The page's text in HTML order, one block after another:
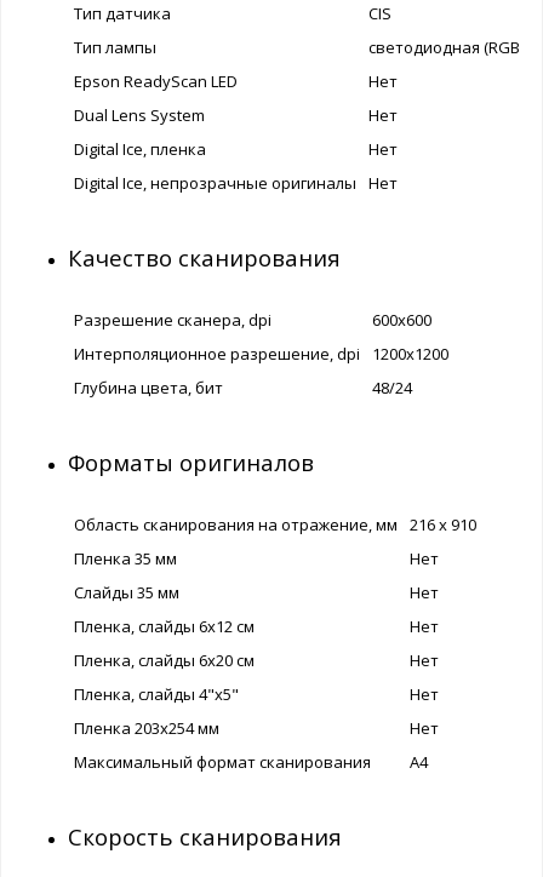
Тип датчика
CIS
Тип лампы
светодиодная (RGB
Epson ReadyScan LED
Нет
Dual Lens System
Нет
Digital Ice, пленка
Нет
Digital Ice, непрозрачные оригиналы
Нет
Качество сканирования
Разрешение сканера, dpi
600x600
Интерполяционное разрешение, dpi
1200x1200
Глубина цвета, бит
48/24
Форматы оригиналов
Область сканирования на отражение, мм
216 x 910
Пленка 35 мм
Нет
Слайды 35 мм
Нет
Пленка, слайды 6х12 см
Нет
Пленка, слайды 6х20 см
Нет
Пленка, слайды 4"х5"
Нет
Пленка 203х254 мм
Нет
Максимальный формат сканирования
A4
Скорость сканирования